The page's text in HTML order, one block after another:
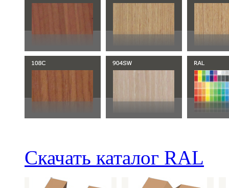
Скачать каталог RAL